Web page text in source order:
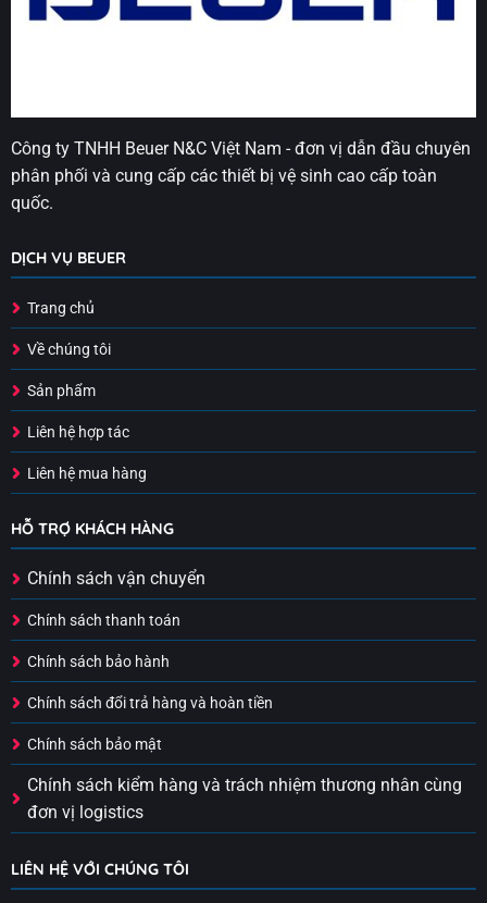
Công ty TNHH Beuer N&C Việt Nam - đơn vị dẫn đầu chuyên
phân phối và cung cấp các thiết bị vệ sinh cao cấp toàn
quốc.
DỊCH VỤ BEUER
Trang chủ
Về chúng tôi
Sản phẩm
Liên hệ hợp tác
Liên hệ mua hàng
HỖ TRỢ KHÁCH HÀNG
Chính sách vận chuyển
Chính sách thanh toán
Chính sách bảo hành
Chính sách đổi trả hàng và hoàn tiền
Chính sách bảo mật
Chính sách kiểm hàng và trách nhiệm thương nhân cùng
đơn vị logistics
LIÊN HỆ VỚI CHÚNG TÔI